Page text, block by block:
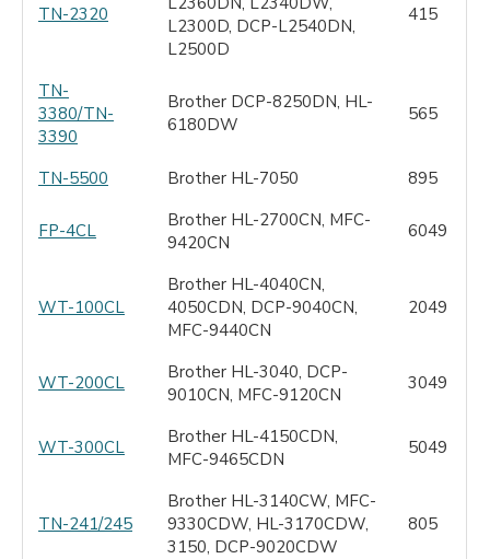
TN-2320
L2300D, DCP-L2540DN,
L2500D
415
TN-
3380/TN-
3390
Brother DCP-8250DN, HL-
6180DW
565
TN-5500 Brother HL-7050 895
FP-4CL
Brother HL-2700CN, MFC-
9420CN
6049
WT-100CL
Brother HL-4040CN,
4050CDN, DCP-9040CN,
MFC-9440CN
2049
WT-200CL
Brother HL-3040, DCP-
9010CN, MFC-9120CN
3049
WT-300CL
Brother HL-4150CDN,
MFC-9465CDN
5049
TN-241/245
Brother HL-3140CW, MFC-
9330CDW, HL-3170CDW,
3150, DCP-9020CDW
805